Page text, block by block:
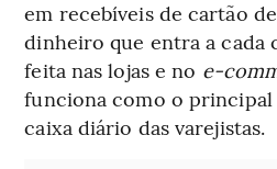
em recebíveis de cartão
dinheiro que entra a cada
feita nas lojas e no e-
funciona como o
caixa diário das varejistas.